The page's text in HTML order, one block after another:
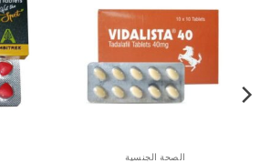
الصحة الجنسية